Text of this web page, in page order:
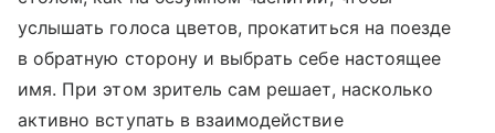
услышать голоса цветов, прокатиться на поезде
в обратную сторону и выбрать себе настоящее
имя. При этом зритель сам решает, насколько
активно вступать в взаимодействие